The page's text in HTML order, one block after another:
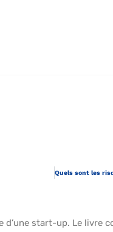
d’une start-up. Le livre